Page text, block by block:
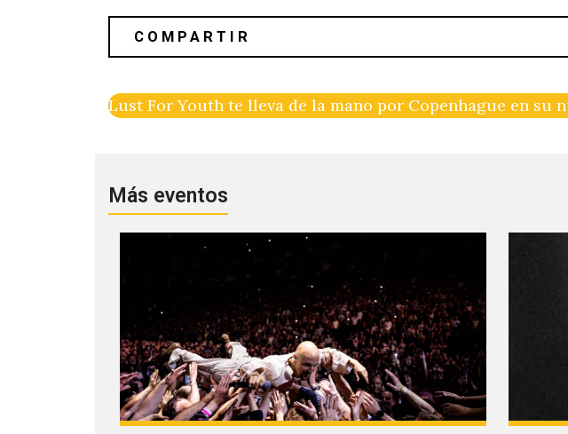
Lust For Youth te lleva de la mano por Copenhague en su
Más eventos